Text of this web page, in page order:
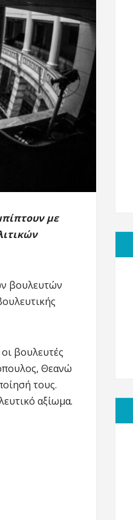
με
βουλευτών
βουλευτές
Θεανώ
τους.
αξίωμα.